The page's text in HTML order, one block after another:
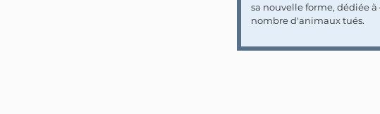
sa nouvelle forme, dédiée
nombre d'animaux tués.